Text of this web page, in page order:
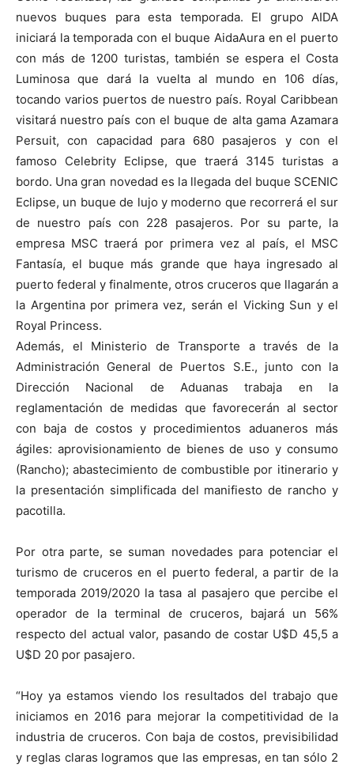
nuevos buques para esta temporada. El grupo AIDA
iniciará la temporada con el buque AidaAura en el puerto
con más de 1200 turistas, también se espera el Costa
Luminosa que dará la vuelta al mundo en 106 días,
tocando varios puertos de nuestro país. Royal Caribbean
visitará nuestro país con el buque de alta gama Azamara
Persuit, con capacidad para 680 pasajeros y con el
famoso Celebrity Eclipse, que traerá 3145 turistas a
bordo. Una gran novedad es la llegada del buque SCENIC
Eclipse, un buque de lujo y moderno que recorrerá el sur
de nuestro país con 228 pasajeros. Por su parte, la
empresa MSC traerá por primera vez al país, el MSC
Fantasía, el buque más grande que haya ingresado al
puerto federal y finalmente, otros cruceros que llagarán a
la Argentina por primera vez, serán el Vicking Sun y el
Royal Princess.
Además, el Ministerio de Transporte a través de la
Administración General de Puertos S.E., junto con la
Dirección Nacional de Aduanas trabaja en la
reglamentación de medidas que favorecerán al sector
con baja de costos y procedimientos aduaneros más
ágiles: aprovisionamiento de bienes de uso y consumo
(Rancho); abastecimiento de combustible por itinerario y
la presentación simplificada del manifiesto de rancho y
pacotilla.
Por otra parte, se suman novedades para potenciar el
turismo de cruceros en el puerto federal, a partir de la
temporada 2019/2020 la tasa al pasajero que percibe el
operador de la terminal de cruceros, bajará un 56%
respecto del actual valor, pasando de costar U$D 45,5 a
U$D 20 por pasajero.
“Hoy ya estamos viendo los resultados del trabajo que
iniciamos en 2016 para mejorar la competitividad de la
industria de cruceros. Con baja de costos, previsibilidad
y reglas claras logramos que las empresas, en tan sólo 2